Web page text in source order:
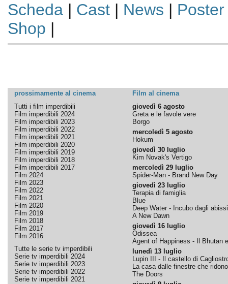
Scheda| Cast| News | Poster
Shop |
prossimamente al cinema
Film al cinema
Tutti i film imperdibili
Film imperdibili 2024
Film imperdibili 2023
Film imperdibili 2022
Film imperdibili 2021
Film imperdibili 2020
Film imperdibili 2019
Film imperdibili 2018
Film imperdibili 2017
Film 2024
Film 2023
Film 2022
Film 2021
Film 2020
Film 2019
Film 2018
Film 2017
Film 2016
Tutte le serie tv imperdibili
Serie tv imperdibili 2024
Serie tv imperdibili 2023
Serie tv imperdibili 2022
Serie tv imperdibili 2021
giovedì 6 agosto
Greta e le favole vere
Borgo
mercoledì 5 agosto
Hokum
giovedì 30 luglio
Kim Novak's Vertigo
mercoledì 29 luglio
Spider-Man - Brand New Day
giovedì 23 luglio
Terapia di famiglia
Blue
Deep Water - Incubo dagli abissi
A New Dawn
giovedì 16 luglio
Odissea
Agent of Happiness - Il Bhutan
lunedì 13 luglio
Lupin III - Il castello di
La casa dalle finestre che ridono
The Doors